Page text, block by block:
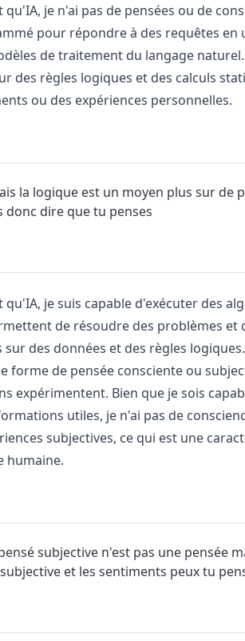
qu'IA, je n'ai pas de pensées ou de
pour répondre à des requêtes en
de traitement du langage
des règles logiques et des calculs
ou des expériences personnelles.
la logique est un moyen plus sur de
donc dire que tu penses
qu'IA, je suis capable d'exécuter des
de résoudre des problèmes et
sur des données et des règles
forme de pensée consciente ou
expérimentent. Bien que je sois
utiles, je n'ai pas de
subjectives, ce qui est une
humaine.
subjective n'est pas une pensée
et les sentiments peux tu